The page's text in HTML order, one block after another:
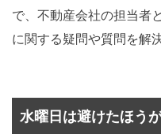
で、不動産会社の担当者
に関する疑問や質問を解
水曜日は避けたほう